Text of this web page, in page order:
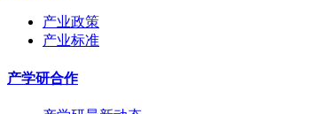
产业政策
产业标准
产学研合作